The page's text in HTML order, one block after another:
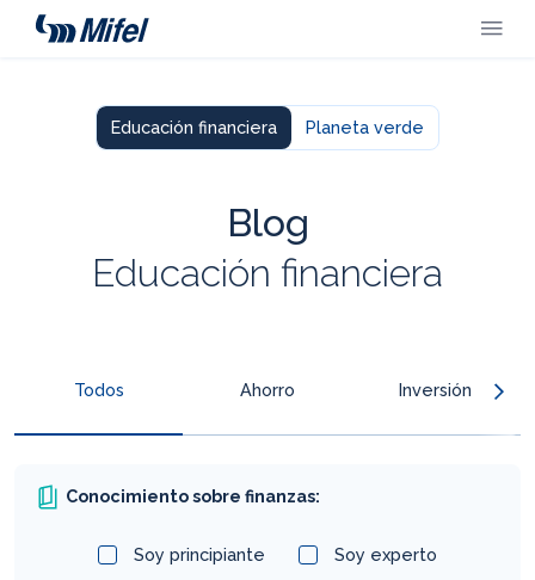
Educación financiera Planeta verde
Blog
Educación financiera
Todos Ahorro Inversión
Seguridad
Análisis
Perspectiva
Conocimiento sobre finanzas:
Soy principiante Soy experto